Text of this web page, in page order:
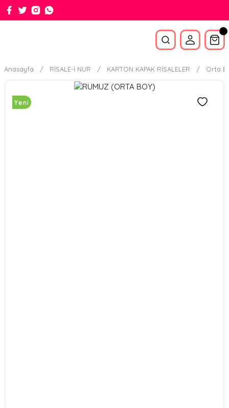
Anasayfa RİSALE-İ NUR KARTON KAPAK RİSALELER Orta
Yeni